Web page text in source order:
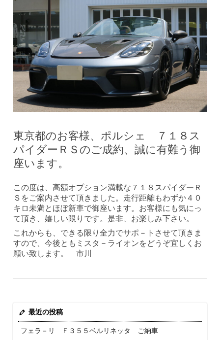
東京都のお客様、ポルシェ ７１８ス
パイダーＲＳのご成約、誠に有難う御
座います。
この度は、高額オプション満載な７１８スパイダーＲ
Ｓをご案内させて頂きました。走行距離もわずか４０
キロ未満とほぼ新車で御座います。お客様にも気にっ
て頂き、嬉しい限りです。是非、お楽しみ下さい。
これからも、できる限り全力でサポ－トさせて頂きま
すので、今後ともミスタ－ライオンをどうぞ宜しくお
願い致します。 市川
最近の投稿
フェラ－リ Ｆ３５５ベルリネッタ ご納車